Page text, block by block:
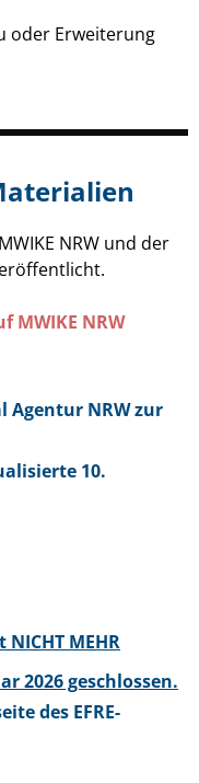
oder Erweiterung
NRW und der
MWIKE NRW
Agentur NRW zur
10.
MEHR
2026 geschlossen.
des EFRE-